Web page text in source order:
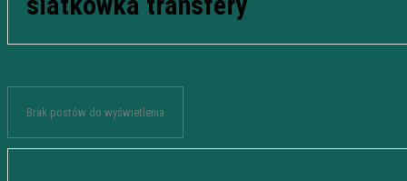
Brak postów do wyświetlenia